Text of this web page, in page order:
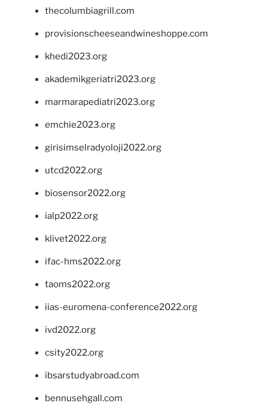
thecolumbiagrill.com
provisionscheeseandwineshoppe.com
khedi2023.org
akademikgeriatri2023.org
marmarapediatri2023.org
emchie2023.org
girisimselradyoloji2022.org
utcd2022.org
biosensor2022.org
ialp2022.org
klivet2022.org
ifac-hms2022.org
taoms2022.org
iias-euromena-conference2022.org
ivd2022.org
csity2022.org
ibsarstudyabroad.com
bennusehgall.com